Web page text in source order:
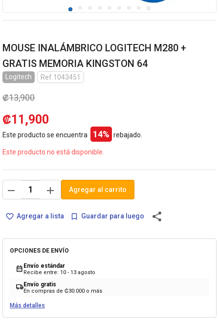
MOUSE INALÁMBRICO LOGITECH M280 +
GRATIS MEMORIA KINGSTON 64
Logitech Ref.1043451
₡13,900
₡11,900
Este producto se encuentra 14% rebajado.
Este producto no está disponible.
remove add Agregar al carrito
favorite_border Agregar a lista bookmark_border Guardar para luego share
OPCIONES DE ENVÍO
calendar_month Envío estándar
Recibe entre: 10 - 13 agosto
local_shippingEnvío gratis
En compras de ₡30.000 o más
Más detalles